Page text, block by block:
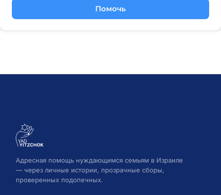
Помочь
Адресная помощь нуждающимся семьям в Израиле
— через личные истории, прозрачные сборы,
проверенных подопечных.